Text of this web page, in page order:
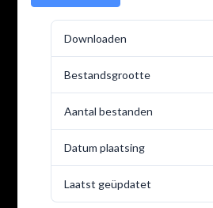
Downloaden
Bestandsgrootte
Aantal bestanden
Datum plaatsing
Laatst geüpdatet